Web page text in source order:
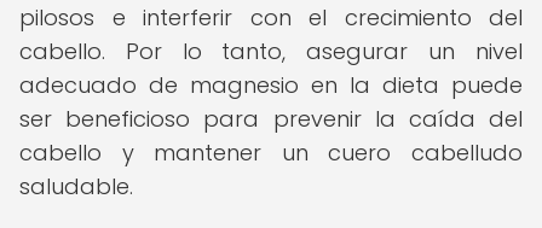
pilosos e interferir con el crecimiento del
cabello. Por lo tanto, asegurar un nivel
adecuado de magnesio en la dieta puede
ser beneficioso para prevenir la caída del
cabello y mantener un cuero cabelludo
saludable.